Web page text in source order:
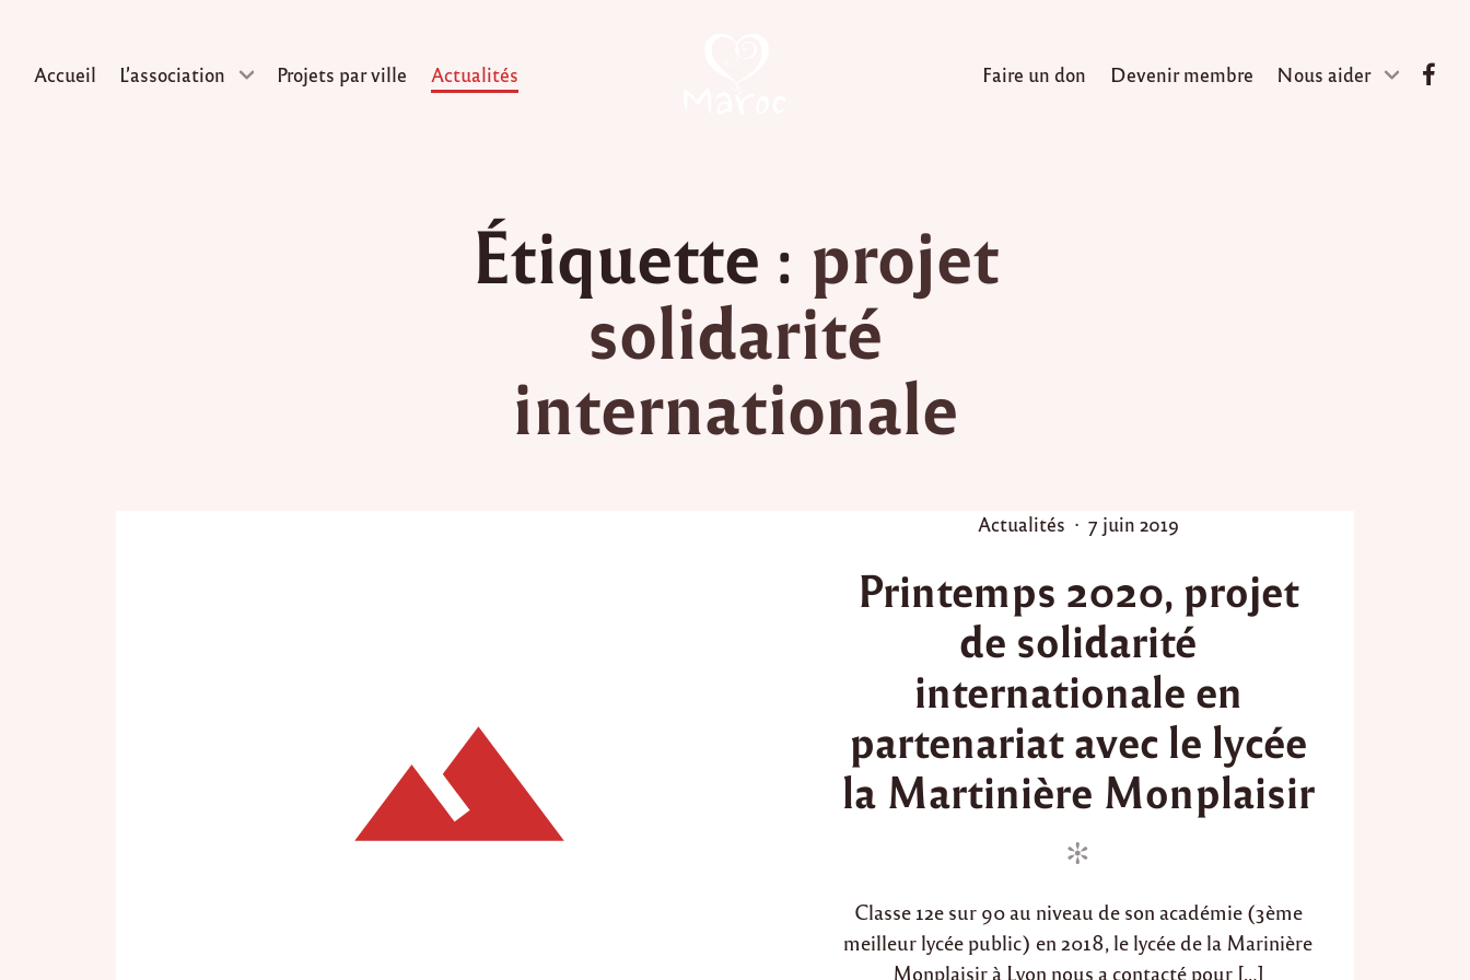
Accueil L’association Projets par ville Actualités Faire un don Devenir membre Nous aider
Étiquette : projet
solidarité
internationale
P
t
e
d
i
n
Actualités
P
t
e
d
o
n
7 juin 2019
Printemps 2020, projet
de solidarité
internationale en
partenariat avec le lycée
la Martinière Monplaisir
Classe 12e sur 90 au niveau de son académie (3ème
meilleur lycée public) en 2018, le lycée de la Marinière
Monplaisir à Lyon nous a contacté pour […]